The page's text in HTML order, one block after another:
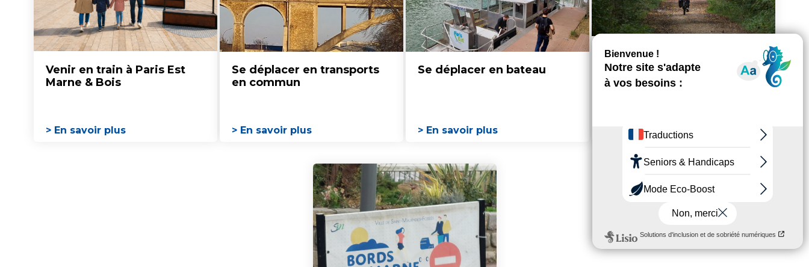
Venir en train à Paris Est
Marne & Bois
> En savoir plus
Se déplacer en transports
en commun
> En savoir plus
Se déplacer en bateau
> En savoir plus
Se déplacer en vélo
> En savoir plus